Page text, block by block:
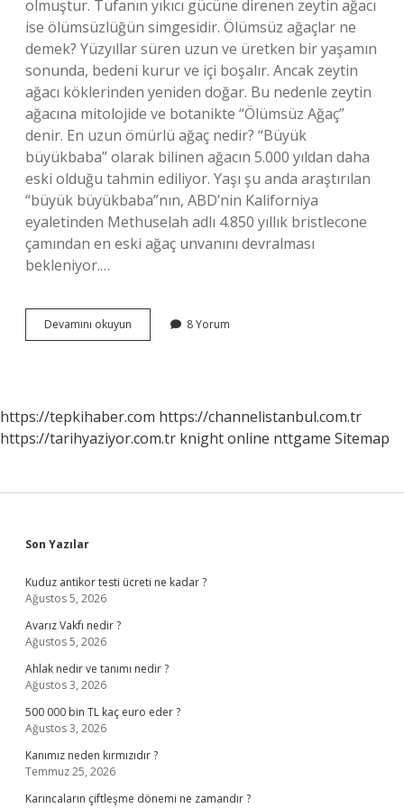
olmuştur. Tufanın yıkıcı gücüne direnen zeytin ağacı
ise ölümsüzlüğün simgesidir. Ölümsüz ağaçlar ne
demek? Yüzyıllar süren uzun ve üretken bir yaşamın
sonunda, bedeni kurur ve içi boşalır. Ancak zeytin
ağacı köklerinden yeniden doğar. Bu nedenle zeytin
ağacına mitolojide ve botanikte “Ölümsüz Ağaç”
denir. En uzun ömürlü ağaç nedir? “Büyük
büyükbaba” olarak bilinen ağacın 5.000 yıldan daha
eski olduğu tahmin ediliyor. Yaşı şu anda araştırılan
“büyük büyükbaba”nın, ABD’nin Kaliforniya
eyaletinden Methuselah adlı 4.850 yıllık bristlecone
çamından en eski ağaç unvanını devralması
bekleniyor.…
Devamını okuyun Ölmeyen
Ağaç
8 Yorum
https://tepkihaber.com https://channelistanbul.com.tr
https://tarihyaziyor.com.tr knight online nttgame Sitemap
Sidebar
Son Yazılar
Kuduz antikor testi ücreti ne kadar ?
Ağustos 5, 2026
Avarız Vakfı nedir ?
Ağustos 5, 2026
Ahlak nedir ve tanımı nedir ?
Ağustos 3, 2026
500 000 bin TL kaç euro eder ?
Ağustos 3, 2026
Kanımız neden kırmızıdır ?
Temmuz 25, 2026
Karıncaların çiftleşme dönemi ne zamandır ?